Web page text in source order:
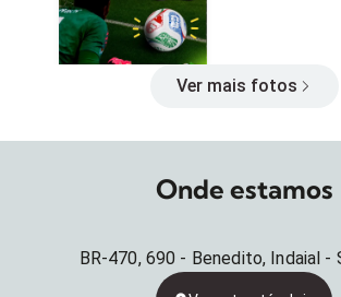
Ver mais fotos
Onde estamos
BR-470, 690 - Benedito, Indaial -